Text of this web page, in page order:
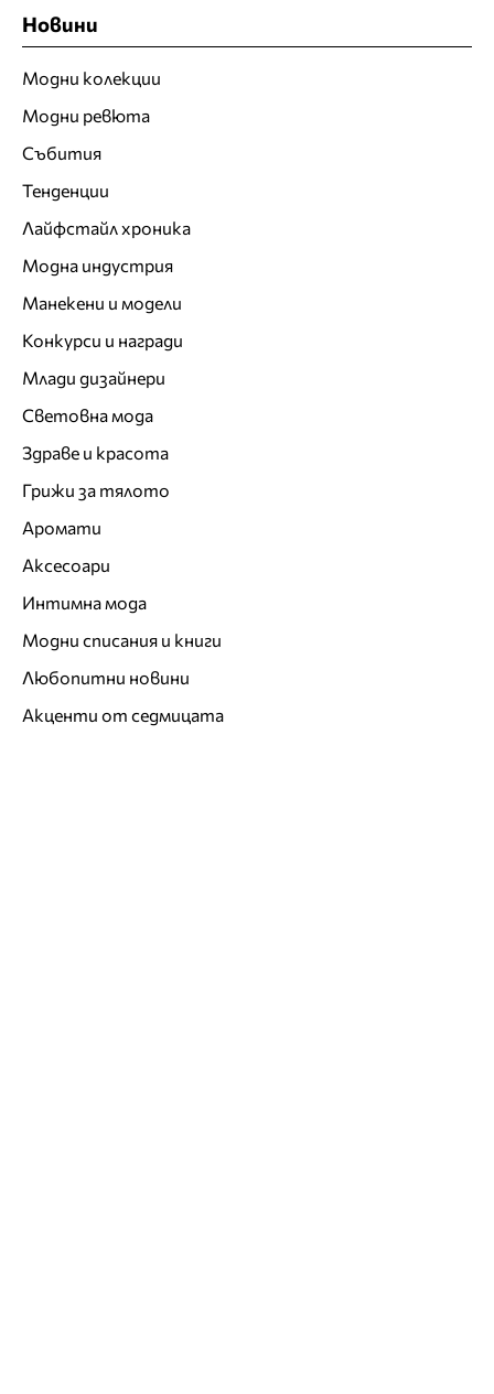
Новини
Модни колекции
Модни ревюта
Събития
Тенденции
Лайфстайл хроника
Модна индустрия
Манекени и модели
Конкурси и награди
Млади дизайнери
Световна мода
Здраве и красота
Грижи за тялото
Аромати
Аксесоари
Интимна мода
Модни списания и книги
Любопитни новини
Акценти от седмицата